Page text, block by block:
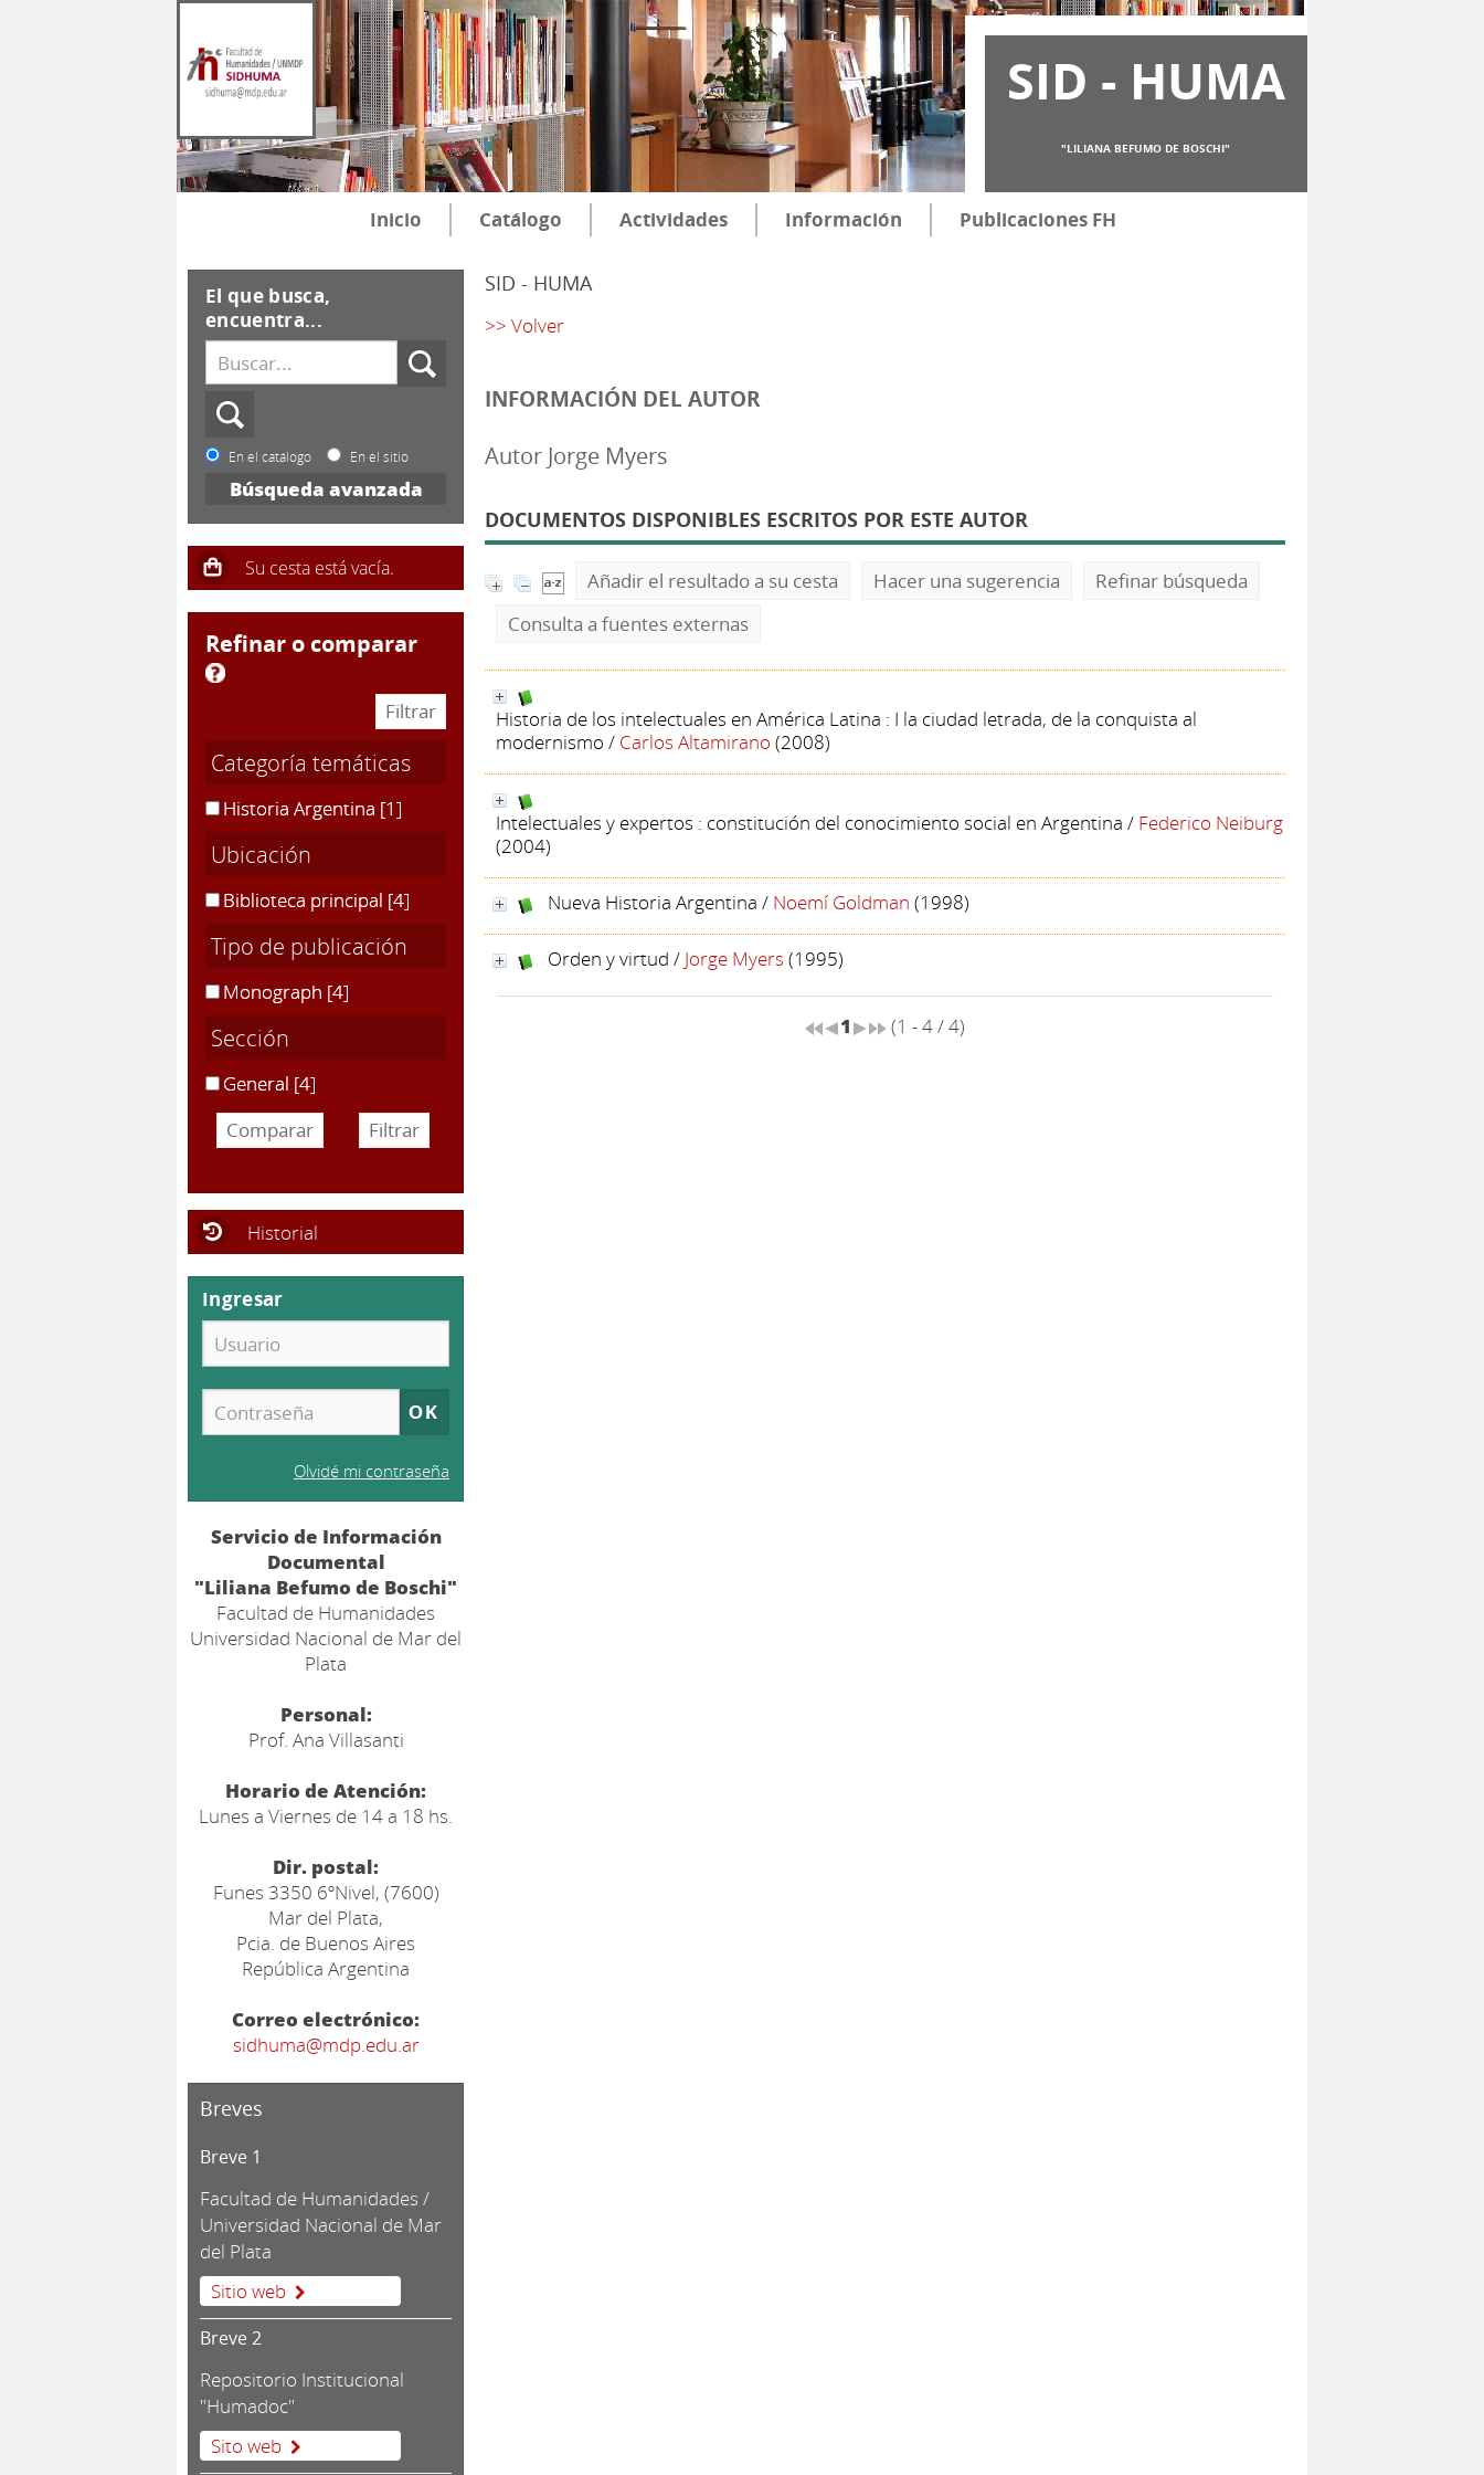
SID - HUMA
"LILIANA BEFUMO DE BOSCHI"
Inicio Catálogo Actividades Información Publicaciones FH
SID - HUMA
>> Volver
INFORMACIÓN DEL AUTOR
Autor Jorge Myers
DOCUMENTOS DISPONIBLES ESCRITOS POR ESTE AUTOR
Añadir el resultado a su cesta Hacer una sugerencia
Refinar búsqueda
Consulta a fuentes externas
Historia de los intelectuales en América Latina : I la ciudad letrada, de la conquista al
modernismo / Carlos Altamirano (2008)
Intelectuales y expertos : constitución del conocimiento social en Argentina / Federico Neiburg
(2004)
Nueva Historia Argentina / Noemí Goldman (1998)
Orden y virtud / Jorge Myers (1995)
1 (1 - 4 / 4)
El que busca,
encuentra...
En el catálogo En el sitio
Búsqueda avanzada
refinar o comparar
Categoría temáticas
Historia Argentina [1]
Ubicación
Biblioteca principal [4]
Tipo de publicación
Monograph [4]
Sección
General [4]
Historial
Ingresar
Olvidé mi contraseña
Servicio de Información
Documental
"Liliana Befumo de Boschi"
Facultad de Humanidades
Universidad Nacional de Mar del
Plata
Personal:
Prof. Ana Villasanti
Horario de Atención:
Lunes a Viernes de 14 a 18 hs.
Dir. postal:
Funes 3350 6ºNivel, (7600)
Mar del Plata,
Pcia. de Buenos Aires
República Argentina
Correo electrónico:
sidhuma@mdp.edu.ar
Breves
Breve 1
Facultad de Humanidades /
Universidad Nacional de Mar
del Plata
Sitio web
Breve 2
Repositorio Institucional
"Humadoc"
Sito web